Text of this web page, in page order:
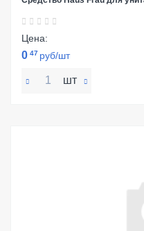
Цена:
0 47 руб/шт
шт